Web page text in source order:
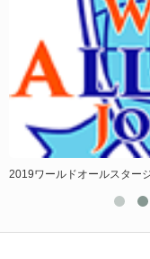
2019ワールドオールスター